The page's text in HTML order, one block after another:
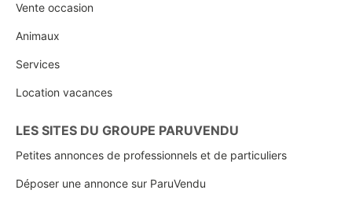
Vente occasion
Animaux
Services
Location vacances
LES SITES DU GROUPE PARUVENDU
Petites annonces de professionnels et de particuliers
Déposer une annonce sur ParuVendu